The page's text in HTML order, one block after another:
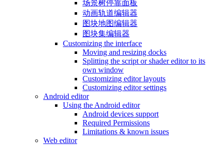
场景树停靠面板
动画轨道编辑器
图块地图编辑器
图块集编辑器
Customizing the interface
Moving and resizing docks
Splitting the script or shader editor to its
own window
Customizing editor layouts
Customizing editor settings
Android editor
Using the Android editor
Android devices support
Required Permissions
Limitations & known issues
Web editor